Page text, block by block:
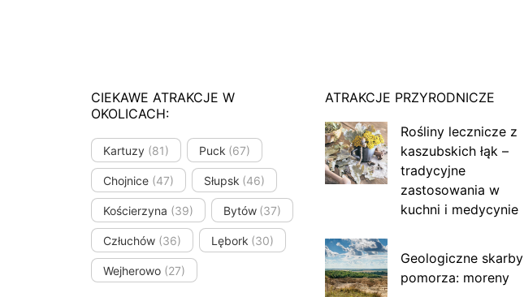
CIEKAWE ATRAKCJE W
OKOLICACH:
Kartuzy (81) Puck (67)
Chojnice (47) Słupsk (46)
Kościerzyna (39) Bytów (37)
Człuchów (36) Lębork (30)
Wejherowo (27)
ATRAKCJE PRZYRODNICZE
Rośliny lecznicze z
kaszubskich łąk –
tradycyjne
zastosowania w
kuchni i medycynie
Geologiczne skarby
pomorza: moreny